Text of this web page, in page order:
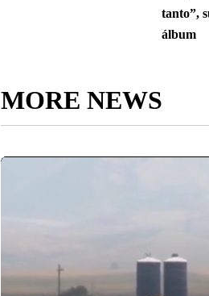
tanto”,
álbum
MORE NEWS